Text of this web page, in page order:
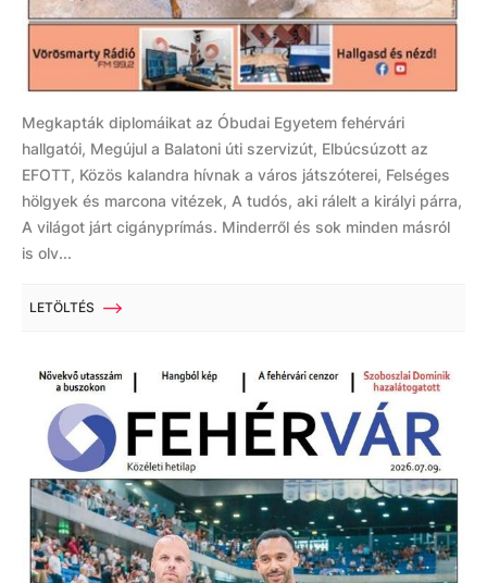
Megkapták diplomáikat az Óbudai Egyetem fehérvári
hallgatói, Megújul a Balatoni úti szervizút, Elbúcsúzott az
EFOTT, Közös kalandra hívnak a város játszóterei, Felséges
hölgyek és marcona vitézek, A tudós, aki rálelt a királyi párra,
A világot járt cigányprímás. Minderről és sok minden másról
is olv...
LETÖLTÉS